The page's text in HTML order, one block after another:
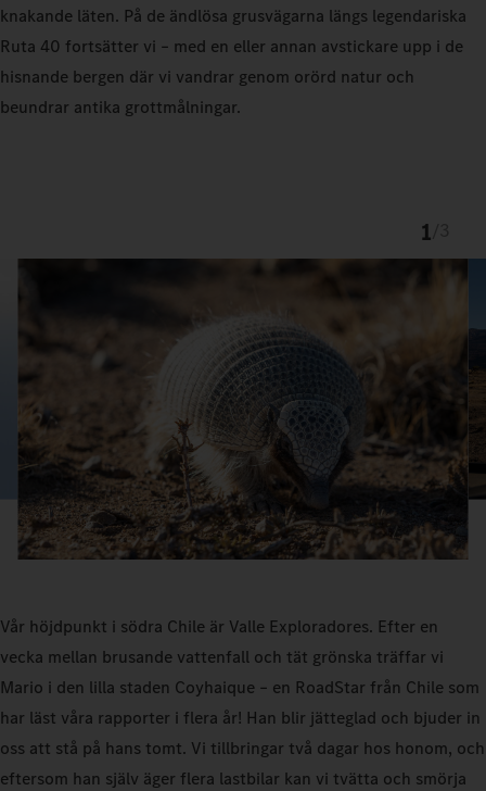
knakande läten. På de ändlösa grusvägarna längs legendariska
Ruta 40 fortsätter vi – med en eller annan avstickare upp i de
hisnande bergen där vi vandrar genom orörd natur och
beundrar antika grottmålningar.
1
Vår höjdpunkt i södra Chile är Valle Exploradores. Efter en
vecka mellan brusande vattenfall och tät grönska träffar vi
Mario i den lilla staden Coyhaique – en RoadStar från Chile som
har läst våra rapporter i flera år! Han blir jätteglad och bjuder in
oss att stå på hans tomt. Vi tillbringar två dagar hos honom, och
eftersom han själv äger flera lastbilar kan vi tvätta och smörja